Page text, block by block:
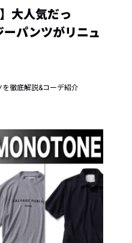
大人気だっ
ーパンツがリニュ
を徹底解説&コーデ紹介